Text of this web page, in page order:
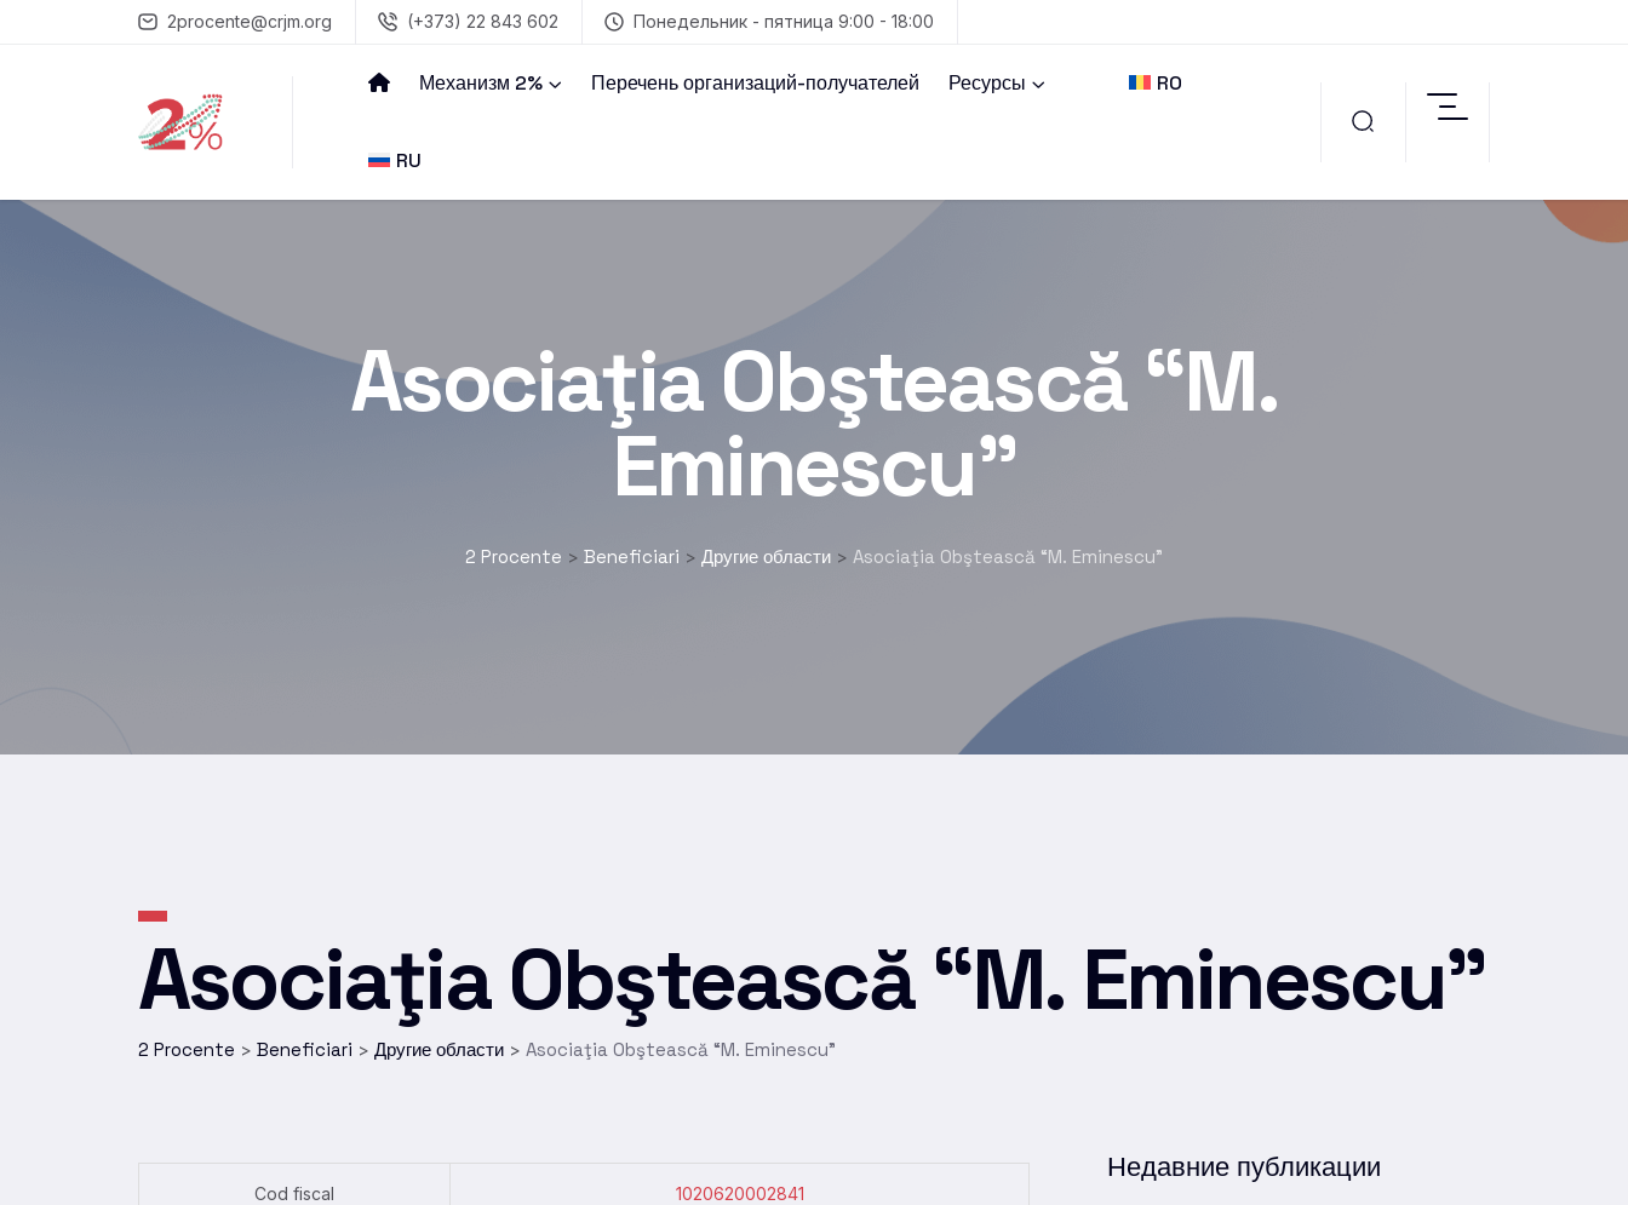
2procente@crjm.org (+373) 22 843 602 Понедельник - пятница 9:00 - 18:00
Механизм 2% Перечень организаций-получателей Ресурсы RO
RU
Asociaţia Obştească “M.
Eminescu”
2 Procente > Beneficiari > Другие области > Asociaţia Obştească “M. Eminescu”
Asociaţia Obştească “M. Eminescu”
2 Procente > Beneficiari > Другие области > Asociaţia Obştească “M. Eminescu”
Cod fiscal 1020620002841
Недавние публикации